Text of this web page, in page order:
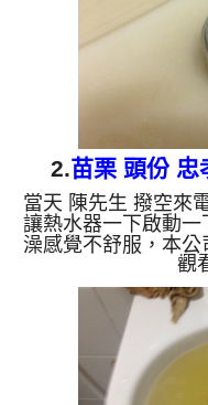
2.苗栗 頭份 忠
當天 陳先生 撥空來
讓熱水器一下啟動
澡感覺不舒服，本公
拆下水龍頭濾嘴，就
司迅速架起 水管清
噴出綠水，持續不斷
如下圖及影片，陳
約兩小時後，出水
了。 清洗水管, 水
忽冷忽
觀